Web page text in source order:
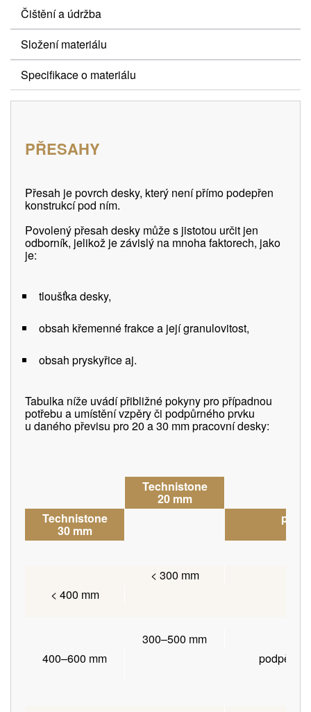
Čištění a údržba
Složení materiálu
Specifikace o materiálu
PŘESAHY
Přesah je povrch desky, který není přímo podepřen
konstrukcí pod ním.
Povolený přesah desky může s jistotou určit jen
odborník, jelikož je závislý na mnoha faktorech, jako
je:
tloušťka desky,
obsah křemenné frakce a její granulovitost,
obsah pryskyřice aj.
Tabulka níže uvádí přibližné pokyny pro případnou
potřebu a umístění vzpěry či podpůrného prvku
u daného převisu pro 20 a 30 mm pracovní desky:
Technistone
20 mm
Technistone
30 mm
< 300 mm
< 400 mm
300–500 mm
400–600 mm
podpěrné